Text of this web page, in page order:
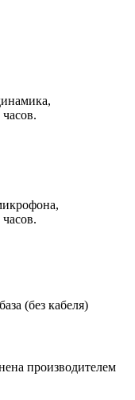
(без кабеля)
производителем